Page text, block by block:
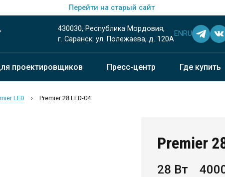
Перейти на старый сайт
430030, Республика Мордовия,
г. Саранск. ул. Полежаева, д. 120А
EN RU
проектировщиков Пресс-центр Где купить
LED › Premier 28 LED-04
Premier
28 Вт